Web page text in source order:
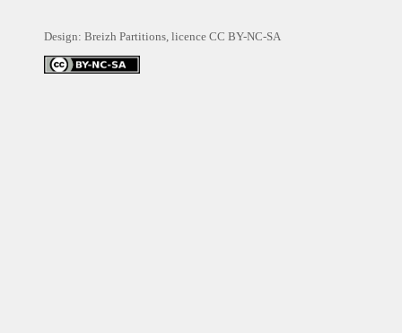
Design: Breizh Partitions, licence CC BY-NC-SA